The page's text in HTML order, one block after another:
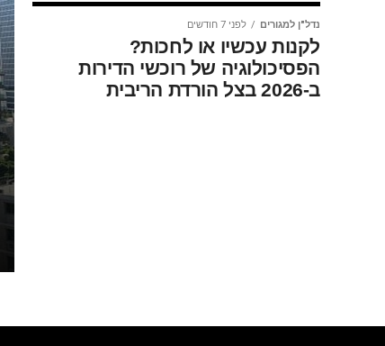
נדל"ן למגורים לפני 7 חודשים
לקנות עכשיו או לחכות?
הפסיכולוגיה של רוכשי הדירות
ב-2026 בצל הורדת הריבית